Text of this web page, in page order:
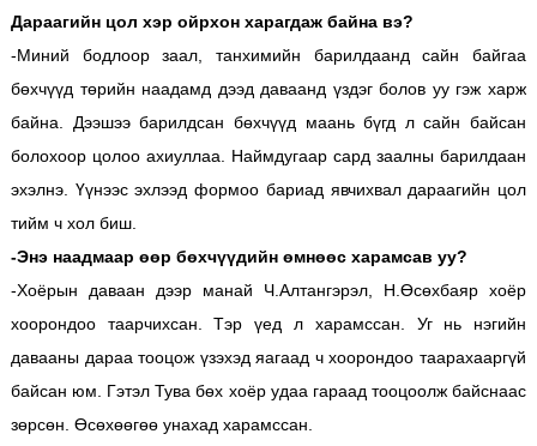
Дараагийн цол хэр ойрхон харагдаж байна вэ?
-Миний бодлоор заал, танхимийн барилдаанд сайн байгаа
бөхчүүд төрийн наадамд дээд даваанд үздэг болов уу гэж харж
байна. Дээшээ барилдсан бөхчүүд маань бүгд л сайн байсан
болохоор цолоо ахиуллаа. Наймдугаар сард заалны барилдаан
эхэлнэ. Үүнээс эхлээд формоо бариад явчихвал дараагийн цол
тийм ч хол биш.
-Энэ наадмаар өөр бөхчүүдийн өмнөөс харамсав уу?
-Хоёрын даваан дээр манай Ч.Алтангэрэл, Н.Өсөхбаяр хоёр
хоорондоо таарчихсан. Тэр үед л харамссан. Уг нь нэгийн
давааны дараа тооцож үзэхэд яагаад ч хоорондоо таарахааргүй
байсан юм. Гэтэл Тува бөх хоёр удаа гараад тооцоолж байснаас
зөрсөн. Өсөхөөгөө унахад харамссан.